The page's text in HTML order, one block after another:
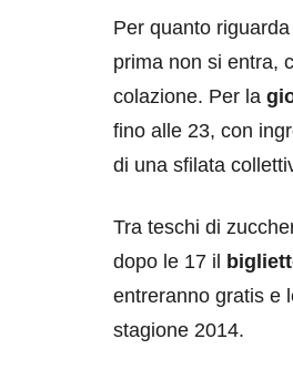
Per quanto
prima non si entra,
colazione. Per la
fino alle 23, con
di una sfilata
Tra teschi di
dopo le 17 il
entreranno gratis e
stagione 2014.